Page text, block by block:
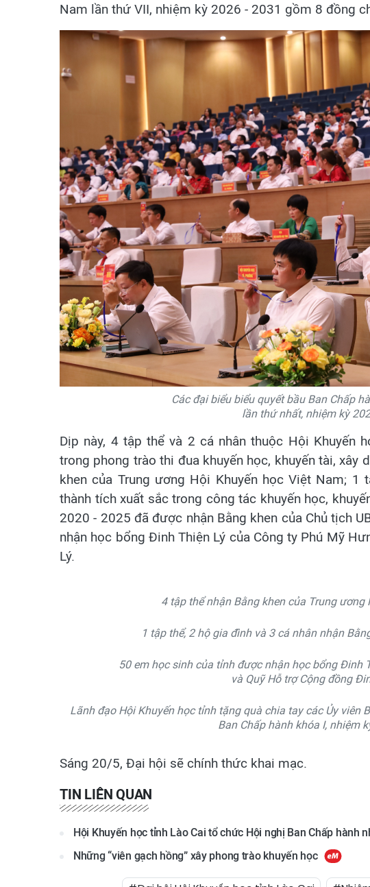
Nam lần thứ VII, nhiệm kỳ 2026 - 2031 gồm 8 đồng
Các đại biểu biểu quyết bầu Ban Chấp
lần thứ nhất, nhiệm kỳ
Dịp này, 4 tập thể và 2 cá nhân thuộc Hội Khuyến
trong phong trào thi đua khuyến học, khuyến tài, xây
khen của Trung ương Hội Khuyến học Việt Nam;
thành tích xuất sắc trong công tác khuyến học,
2020 - 2025 đã được nhận Bằng khen của Chủ tịch
nhận học bổng Đinh Thiện Lý của Công ty Phú Mỹ
Lý.
4 tập thể nhận Bằng khen của Trung ương
1 tập thể, 2 hộ gia đình và 3 cá nhân nhận
50 em học sinh của tỉnh được nhận học bổng Đinh
và Quỹ Hỗ trợ Cộng đồng
Lãnh đạo Hội Khuyến học tỉnh tặng quà chia tay các Ủy viên
Ban Chấp hành khóa I, nhiệm
Sáng 20/5, Đại hội sẽ chính thức khai mạc.
TIN LIÊN QUAN
Hội Khuyến học tỉnh Lào Cai tổ chức Hội nghị Ban Chấp hành
Những “viên gạch hồng” xây phong trào khuyến học